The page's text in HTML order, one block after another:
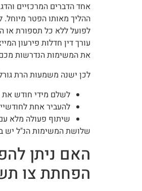
אחד הדברים המרכזיים
ההליך מאותו הפטר מיוחל.
לפועל ללא כל תספורת או
עורך דין חדלות פירעון
את המשימות הנדרשות
לכן ישנה משמעות הרת גורל לאופן
לשלם מידי חודש
להעביר אחת
שיתוף פעולה מלא
שלושת המשימות הנ"ל יש
האם ניתן
הפחתת צו